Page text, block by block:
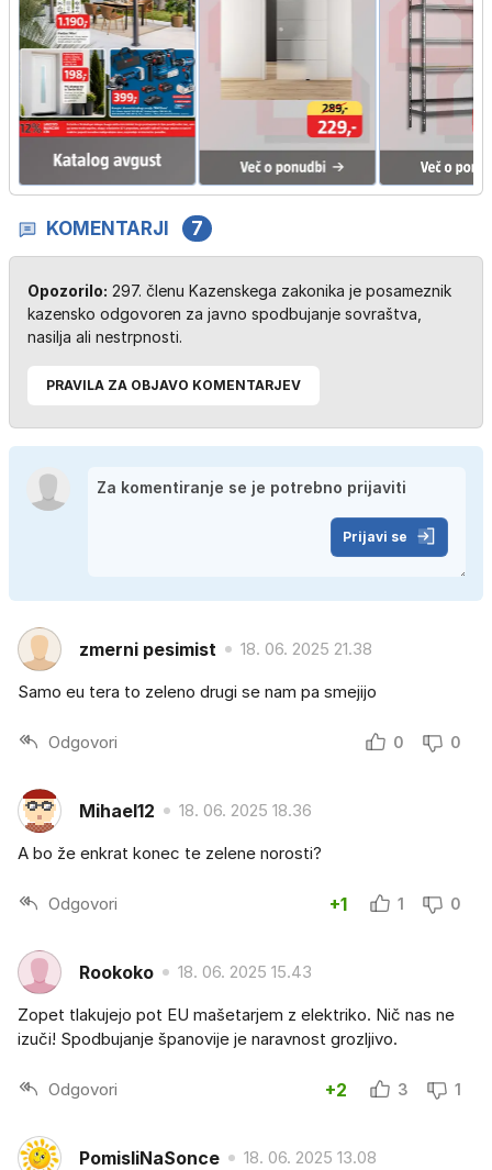
KOMENTARJI 7
Opozorilo: 297. členu Kazenskega zakonika je posameznik
kazensko odgovoren za javno spodbujanje sovraštva,
nasilja ali nestrpnosti.
PRAVILA ZA OBJAVO KOMENTARJEV
Prijavi se
zmerni pesimist 18. 06. 2025 21.38
Samo eu tera to zeleno drugi se nam pa smejijo
Odgovori 0 0
Mihael12 18. 06. 2025 18.36
A bo že enkrat konec te zelene norosti?
Odgovori +1 1 0
Rookoko 18. 06. 2025 15.43
Zopet tlakujejo pot EU mašetarjem z elektriko. Nič nas ne
izuči! Spodbujanje španovije je naravnost grozljivo.
Odgovori +2 3 1
PomisliNaSonce 18. 06. 2025 13.08